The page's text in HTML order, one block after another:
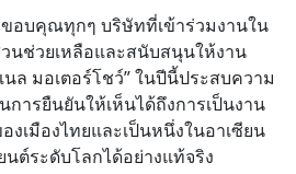
อบคุณทุกๆ บริษัทที่เข้าร่วมงานใน
นช่วยเหลือและสนับสนุนให้งาน
ล มอเตอร์โชว์” ในปีนี้ประสบความ
การยืนยันให้เห็นได้ถึงการเป็นงาน
เมืองไทยและเป็นหนึ่งในอาเซียน
ต์ระดับโลกได้อย่างแท้จริง